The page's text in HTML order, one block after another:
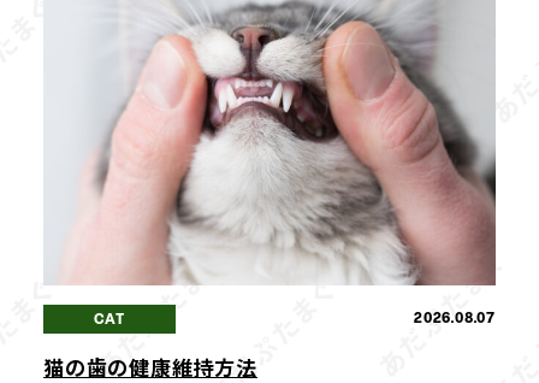
CAT 2026.08.07
猫の歯の健康維持方法